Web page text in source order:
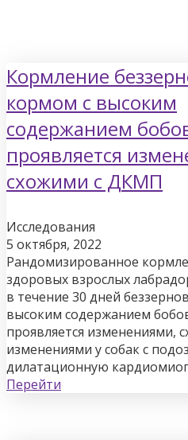
Кормление
кормом с высоким
содержанием
проявляется
схожими с ДКМП
Исследования
5 октября, 2022
Рандомизированное
здоровых взрослых
в течение 30 дней
высоким содержанием
проявляется изменениями,
изменениями у собак с
дилатационную
Перейти